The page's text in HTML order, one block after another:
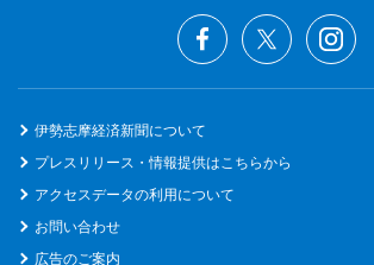
伊勢志摩経済新聞について
プレスリリース・情報提供はこちらから
アクセスデータの利用について
お問い合わせ
広告のご案内